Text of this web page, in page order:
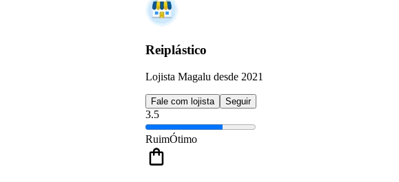
Reiplástico
Lojista Magalu desde 2021
Fale com lojista Seguir
3.5
RuimÓtimo